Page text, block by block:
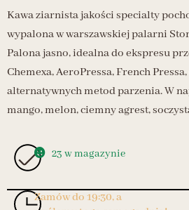
Kawa ziarnista jakości specialty
wypalona w warszawskiej palarni
Palona jasno, idealna do ekspresu
Chemexa, AeroPressa, French
alternatywnych metod parzenia. W
mango, melon, ciemny agrest,
23 w magazynie
Zamów do 19:30, a